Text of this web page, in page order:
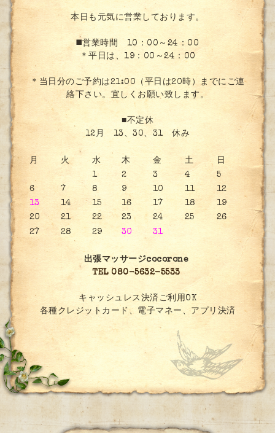
本日も元気に営業しております。
◼️営業時間 10：00～24：00
＊平日は、19：00～24：00
＊当日分のご予約は21:00（平日は20時）までにご連
絡下さい。宜しくお願い致します。
■不定休
12月 13、30、31 休み
月 火 水 木 金 土
日
1
2 3 4
5
6
7 8 9 10 11
12
13
14 15 16 17 18
19
20
21 22 23 24 25
26
27
28 29 30 31
出張マッサージcocorone
TEL 080-5632-5533
キャッシュレス決済ご利用OK
各種クレジットカード、電子マネー、アプリ決済